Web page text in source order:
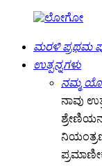
ಮರಳಿ ಪ್ರಥಮ
ಉತ್ಪನ್ನಗಳು
ನಮ್ಮ
ನಾವು